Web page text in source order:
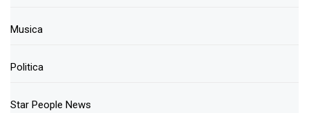
Musica
Politica
Star People News